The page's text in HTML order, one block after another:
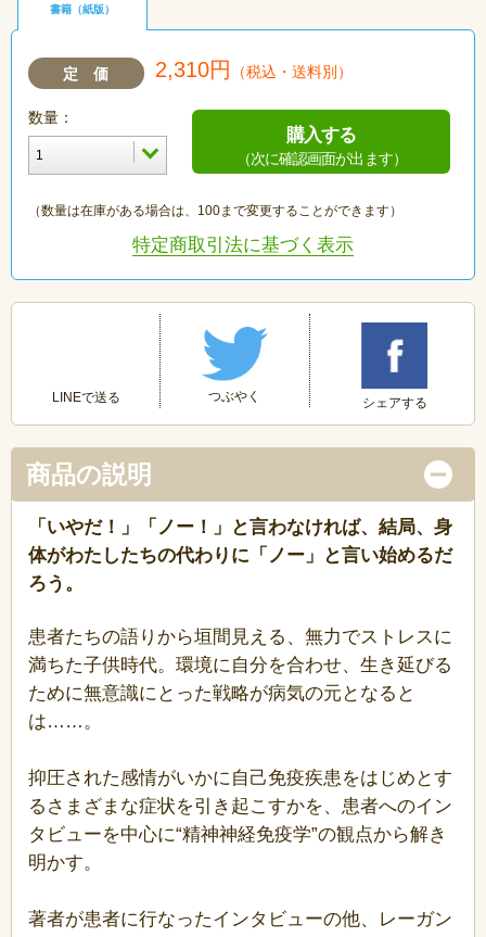
書籍（紙版）
定 価 2,310円 （税込・送料別）
数量：
購入する
（次に確認画面が出ます）
（数量は在庫がある場合は、100まで変更することができます）
特定商取引法に基づく表示
LINEで送る つぶやく シェアする
商品の説明
「いやだ！」「ノー！」と言わなければ、結局、身
体がわたしたちの代わりに「ノー」と言い始めるだ
ろう。
患者たちの語りから垣間見える、無力でストレスに
満ちた子供時代。環境に自分を合わせ、生き延びる
ために無意識にとった戦略が病気の元となると
は……。
抑圧された感情がいかに自己免疫疾患をはじめとす
るさまざまな症状を引き起こすかを、患者へのイン
タビューを中心に“精神神経免疫学”の観点から解き
明かす。
著者が患者に行なったインタビューの他、レーガン